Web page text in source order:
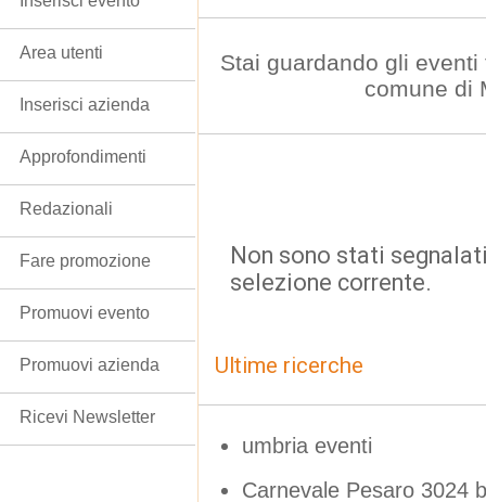
Stai guardando gli
comune di
Non sono stati
selezione corrente.
Ultime ricerche
umbria eventi
Carnevale Pesaro 3024
Area utenti
Inserisci azienda
Approfondimenti
Redazionali
Fare promozione
Promuovi evento
Promuovi azienda
Ricevi Newsletter